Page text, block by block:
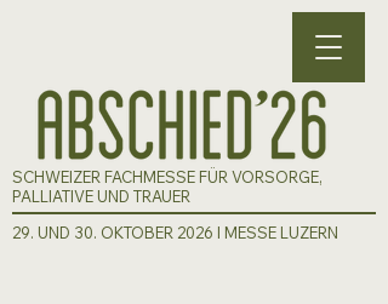
SCHWEIZER FACHMESSE FÜR VORSORGE,
PALLIATIVE UND TRAUER
29. UND 30. OKTOBER 2026 I MESSE LUZERN